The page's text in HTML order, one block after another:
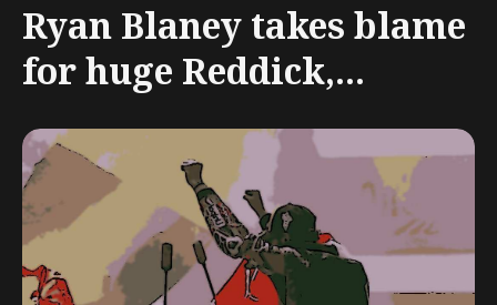
Ryan Blaney takes blame
for huge Reddick,...